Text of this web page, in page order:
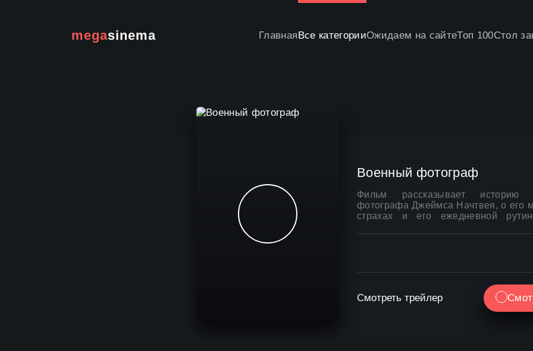
megasinema ГлавнаяВсе категорииОжидаем на сайтеТоп 100Стол
Военный фотограф
Фильм рассказывает историю
фотографа Джеймса Начтвея, о его
страхах и его ежедневной
Нахтвей. Нахтвей является не
героем, но и оператором
Смотреть трейлер